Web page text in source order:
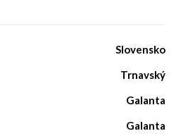
Slovensko
Trnavský
Galanta
Galanta